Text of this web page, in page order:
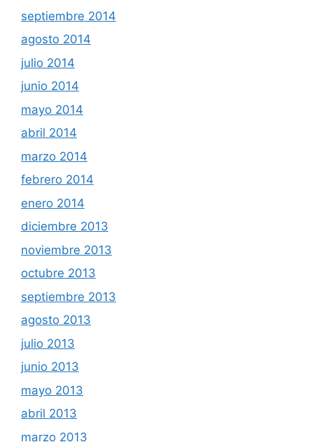
septiembre 2014
agosto 2014
julio 2014
junio 2014
mayo 2014
abril 2014
marzo 2014
febrero 2014
enero 2014
diciembre 2013
noviembre 2013
octubre 2013
septiembre 2013
agosto 2013
julio 2013
junio 2013
mayo 2013
abril 2013
marzo 2013